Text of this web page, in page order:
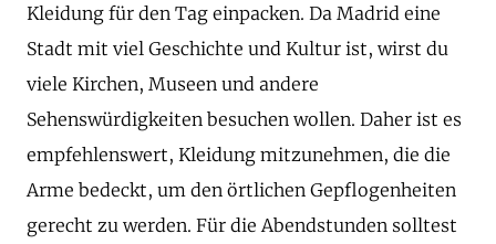
Kleidung für den Tag einpacken. Da Madrid eine
Stadt mit viel Geschichte und Kultur ist, wirst du
viele Kirchen, Museen und andere
Sehenswürdigkeiten besuchen wollen. Daher ist es
empfehlenswert, Kleidung mitzunehmen, die die
Arme bedeckt, um den örtlichen Gepflogenheiten
gerecht zu werden. Für die Abendstunden solltest